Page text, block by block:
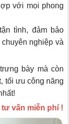
với mọi phong
tình, đảm bảo
nghiệp và
bày mà còn
tối ưu công năng
tư vấn miễn phí !